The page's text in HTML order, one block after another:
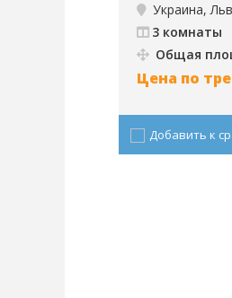
Украина,
3 комнаты
Общая
Цена по
Добавить к